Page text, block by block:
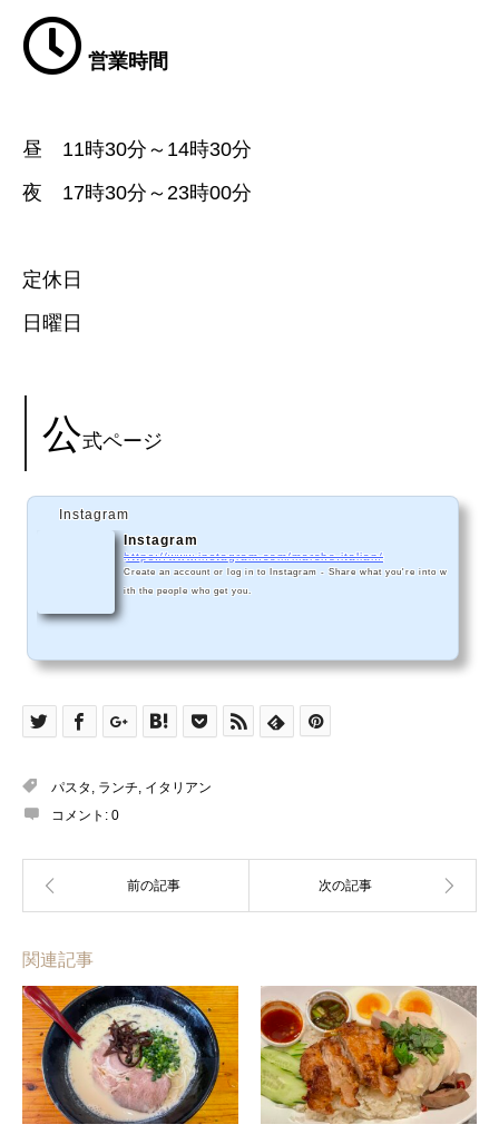
営業時間
昼 11時30分～14時30分
夜 17時30分～23時00分
定休日
日曜日
公式ページ
Instagram
Instagram
https://www.instagram.com/marche.italian/
Create an account or log in to Instagram - Share what you're into w
ith the people who get you.
パスタ ランチ イタリアン
コメント: 0
関連記事